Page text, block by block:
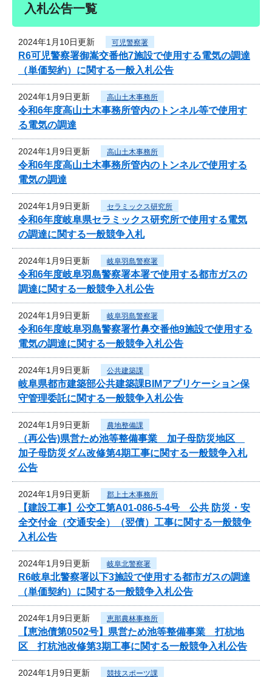
入札公告一覧
2024年1月10日更新 可児警察署
R6可児警察署御嵩交番他7施設で使用する電気の調達
（単価契約）に関する一般入札公告
2024年1月9日更新 高山土木事務所
令和6年度高山土木事務所管内のトンネル等で使用す
る電気の調達
2024年1月9日更新 高山土木事務所
令和6年度高山土木事務所管内のトンネルで使用する
電気の調達
2024年1月9日更新 セラミックス研究所
令和6年度岐阜県セラミックス研究所で使用する電気
の調達に関する一般競争入札
2024年1月9日更新 岐阜羽島警察署
令和6年度岐阜羽島警察署本署で使用する都市ガスの
調達に関する一般競争入札公告
2024年1月9日更新 岐阜羽島警察署
令和6年度岐阜羽島警察署竹鼻交番他9施設で使用する
電気の調達に関する一般競争入札公告
2024年1月9日更新 公共建築課
岐阜県都市建築部公共建築課BIMアプリケーション保
守管理委託に関する一般競争入札公告
2024年1月9日更新 農地整備課
（再公告)県営ため池等整備事業 加子母防災地区
加子母防災ダム改修第4期工事に関する一般競争入札
公告
2024年1月9日更新 郡上土木事務所
【建設工事】公交工第A01-086-5-4号 公共 防災・安
全交付金（交通安全）（翌債）工事に関する一般競争
入札公告
2024年1月9日更新 岐阜北警察署
R6岐阜北警察署以下3施設で使用する都市ガスの調達
（単価契約）に関する一般競争入札公告
2024年1月9日更新 恵那農林事務所
【恵池債第0502号】県営ため池等整備事業 打杭地
区 打杭池改修第3期工事に関する一般競争入札公告
2024年1月9日更新 競技スポーツ課